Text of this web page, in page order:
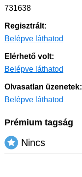
731638
Regisztrált:
Belépve láthatod
Elérhető volt:
Belépve láthatod
Olvasatlan üzenetek:
Belépve láthatod
Prémium tagság
Nincs